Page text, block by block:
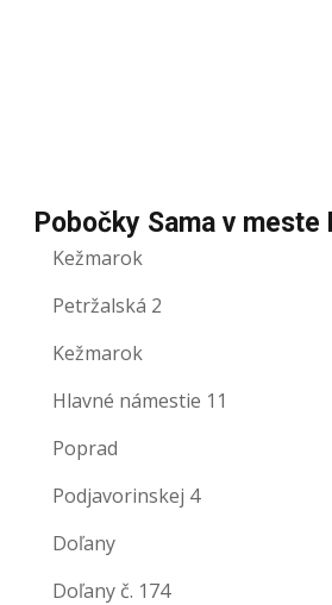
Pobočky Sama v meste
Kežmarok
Petržalská 2
Kežmarok
Hlavné námestie 11
Poprad
Podjavorinskej 4
Doľany
Doľany č. 174